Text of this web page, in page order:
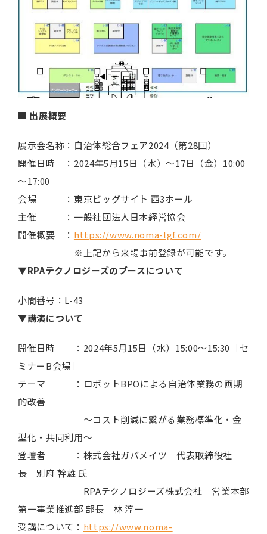
■ 出展概要
展示会名称：自治体総合フェア2024（第28回）
開催日時 ：2024年5月15日（水）～17日（金）10:00
～17:00
会場 ：東京ビッグサイト 西3ホール
主催 ：一般社団法人日本経営協会
開催概要 ： https://www.noma-lgf.com/
※上記から来場事前登録が可能です。
▼RPAテクノロジーズのブースについて
小間番号：L-43
▼講演について
開催日時 ：2024年5月15日（水）15:00～15:30［セ
ミナーB会場］
テーマ ：ロボットBPOによる自治体業務の画期
的改善
～コスト削減に繋がる業務標準化・金
型化・共同利用～
登壇者 ：株式会社ガバメイツ 代表取締役社
長 別府 幹雄 氏
RPAテクノロジーズ株式会社 営業本部
第一事業推進部 部長 林 淳一
受講について： https://www.noma-